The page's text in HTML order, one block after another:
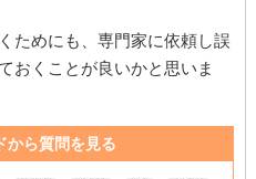
ためにも、専門家に依頼し誤
おくことが良いかと思いま
から質問を見る